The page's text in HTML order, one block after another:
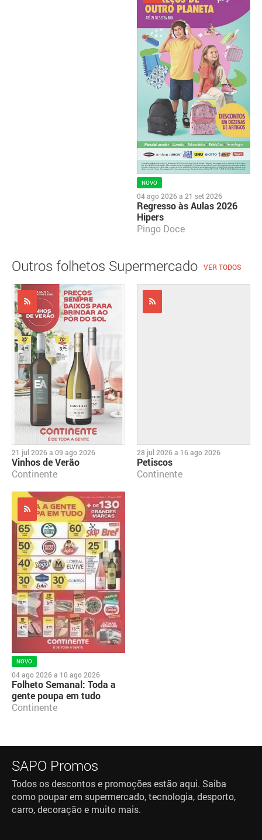
NOVO
04 ago 2026 a 21 set 2026
Regresso às Aulas 2026
Hipers
Pingo Doce
Outros folhetos Supermercado VER TODOS
21 jul 2026 a 09 ago 2026
Vinhos de Verão
Continente
28 jul 2026 a 16 ago 2026
Petiscos
Continente
NOVO
04 ago 2026 a 10 ago 2026
Folheto Semanal: Toda a
gente poupa em tudo
Continente
SAPO Promos
Todos os descontos e promoções estão aqui. Saiba
como poupar em supermercado, tecnologia, desporto,
carro, decoração e muito mais.